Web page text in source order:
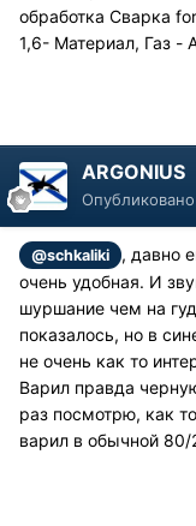
обработка Сварка
1,6- Материал, Газ -
ARGONIUS
Опубликовано
@schkaliki
, давно
очень удобная. И
шуршание чем на
показалось, но в
не очень как то
Варил правда
раз посмотрю, как
варил в обычной